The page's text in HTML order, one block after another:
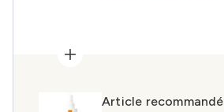
Article recommandé